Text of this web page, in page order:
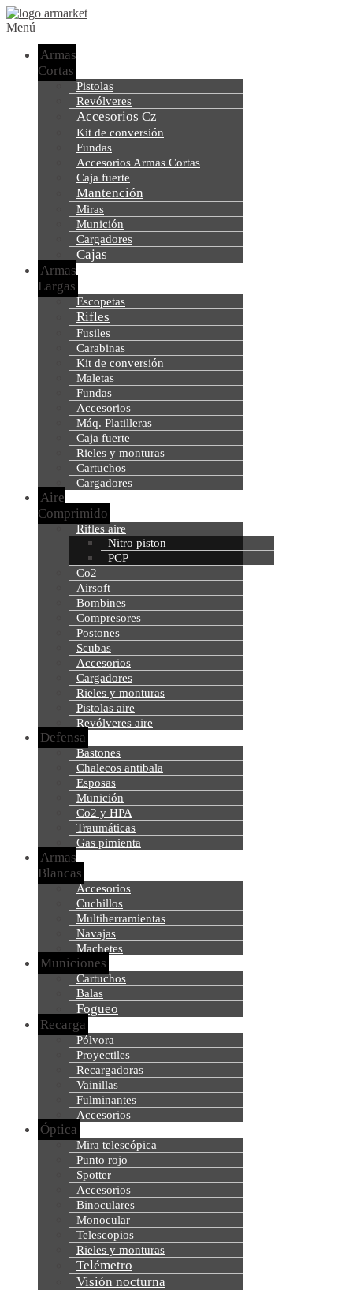
Menú
Armas
Cortas
Pistolas
Revólveres
Accesorios Cz
Kit de conversión
Fundas
Accesorios Armas Cortas
Caja fuerte
Mantención
Miras
Munición
Cargadores
Cajas
Armas
Largas
Escopetas
Rifles
Fusiles
Carabinas
Kit de conversión
Maletas
Fundas
Accesorios
Máq. Platilleras
Caja fuerte
Rieles y monturas
Cartuchos
Cargadores
Aire
Comprimido
Rifles aire
Nitro piston
PCP
Co2
Airsoft
Bombines
Compresores
Postones
Scubas
Accesorios
Cargadores
Rieles y monturas
Pistolas aire
Revólveres aire
Defensa
Bastones
Chalecos antibala
Esposas
Munición
Co2 y HPA
Traumáticas
Gas pimienta
Armas
Blancas
Accesorios
Cuchillos
Multiherramientas
Navajas
Machetes
Municiones
Cartuchos
Balas
Fogueo
Recarga
Pólvora
Proyectiles
Recargadoras
Vainillas
Fulminantes
Accesorios
Óptica
Mira telescópica
Punto rojo
Spotter
Accesorios
Binoculares
Monocular
Telescopios
Rieles y monturas
Telémetro
Visión nocturna